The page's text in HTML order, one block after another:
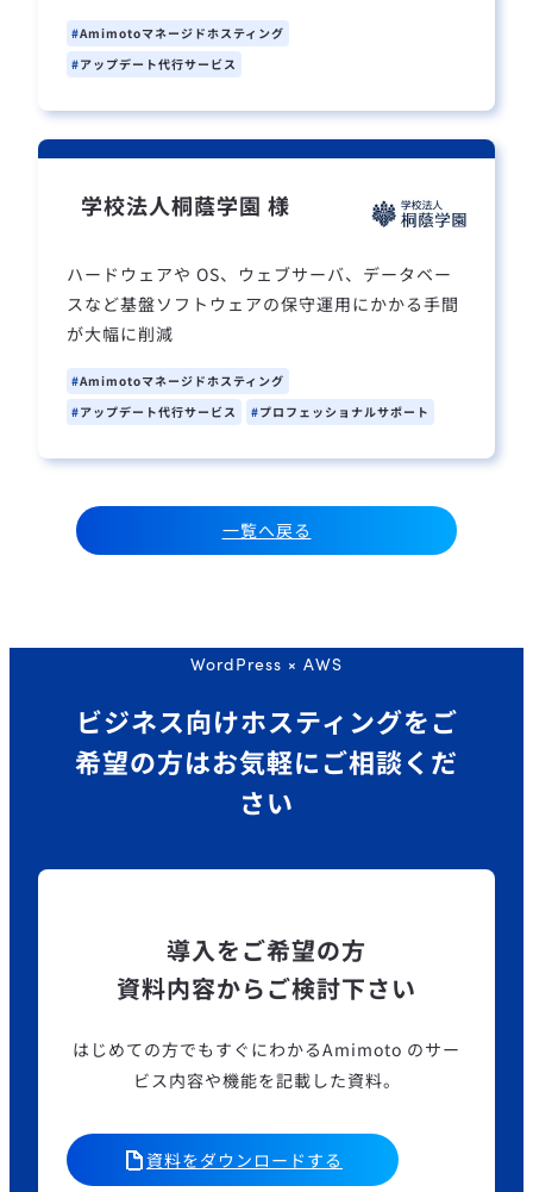
Amimotoマネージドホスティング
アップデート代行サービス
学校法人桐蔭学園 様
ハードウェアや OS、ウェブサーバ、データベー
スなど基盤ソフトウェアの保守運用にかかる手間
が大幅に削減
Amimotoマネージドホスティング
アップデート代行サービス
プロフェッショナルサポート
一覧へ戻る
WordPress × AWS
ビジネス向けホスティングをご
希望の方はお気軽にご相談くだ
さい
導入をご希望の方
資料内容からご検討下さい
はじめての方でもすぐにわかるAmimoto のサー
ビス内容や機能を記載した資料。
資料をダウンロードする